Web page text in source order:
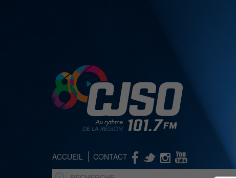
ACCUEIL CONTACT